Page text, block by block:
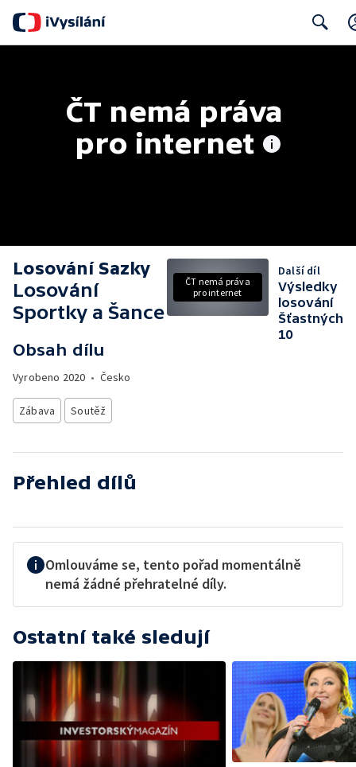
ČT nemá práva
pro internet
Losování Sazky
Losování
Sportky a Šance
Obsah dílu
Vyrobeno 2020 • Česko
Zábava Soutěž
ČT nemá práva
pro internet
Další díl
Výsledky
losování
Šťastných
10
Přehled dílů
Omlouváme se, tento pořad momentálně
nemá žádné přehratelné díly.
Ostatní také sledují